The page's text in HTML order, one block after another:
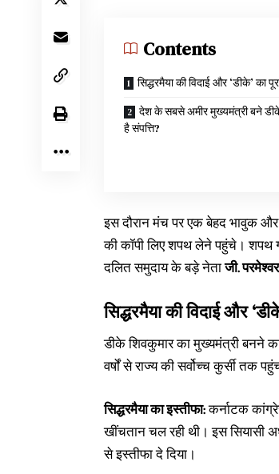
Contents
सिद्धरमैया की विदाई और ‘डीके’ का
देश के सबसे अमीर मुख्यमंत्री बने
है संपत्ति?
इस दौरान मंच पर एक बेहद भावुक
की कॉपी लिए शपथ लेने पहुंचे। शपथ
दलित समुदाय के बड़े नेताजी. परमेश्वर
सिद्धरमैया की विदाई और
डीके शिवकुमार का मुख्यमंत्री बनने
वर्षों से राज्य की सर्वोच्च कुर्सी
सिद्धरमैया का इस्तीफा:कर्नाटक
खींचतान चल रही थी। इस सियासी
से इस्तीफा दे दिया।